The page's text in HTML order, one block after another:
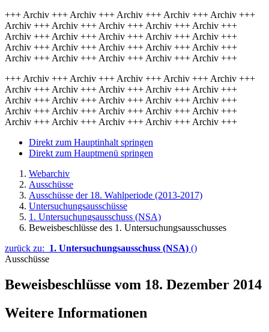
+++ Archiv +++ Archiv +++ Archiv +++ Archiv +++ Archiv +++
Archiv +++ Archiv +++ Archiv +++ Archiv +++ Archiv +++
Archiv +++ Archiv +++ Archiv +++ Archiv +++ Archiv +++
Archiv +++ Archiv +++ Archiv +++ Archiv +++ Archiv +++
Archiv +++ Archiv +++ Archiv +++ Archiv +++ Archiv +++
+++ Archiv +++ Archiv +++ Archiv +++ Archiv +++ Archiv +++
Archiv +++ Archiv +++ Archiv +++ Archiv +++ Archiv +++
Archiv +++ Archiv +++ Archiv +++ Archiv +++ Archiv +++
Archiv +++ Archiv +++ Archiv +++ Archiv +++ Archiv +++
Archiv +++ Archiv +++ Archiv +++ Archiv +++ Archiv +++
Direkt zum Hauptinhalt springen
Direkt zum Hauptmenü springen
Webarchiv
Ausschüsse
Ausschüsse der 18. Wahlperiode (2013-2017)
Untersuchungsausschüsse
1. Untersuchungsausschuss (NSA)
Beweisbeschlüsse des 1. Untersuchungsausschusses
zurück zu: 1. Untersuchungsausschuss (NSA) ()
Ausschüsse
Beweisbeschlüsse vom 18. Dezember 2014
Weitere Informationen